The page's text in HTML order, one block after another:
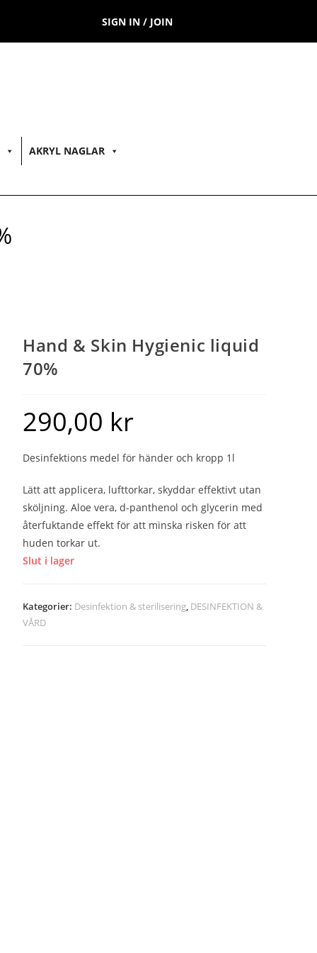
SIGN IN / JOIN
AKRYL NAGLAR
Hand & Skin Hygienic liquid
70%
290,00 kr
Desinfektions medel för händer och kropp 1l
Lätt att applicera, lufttorkar, skyddar effektivt utan
sköljning. Aloe vera, d-panthenol och glycerin med
återfuktande effekt för att minska risken för att
huden torkar ut.
Slut i lager
Kategorier: Desinfektion & sterilisering, DESINFEKTION &
VÅRD